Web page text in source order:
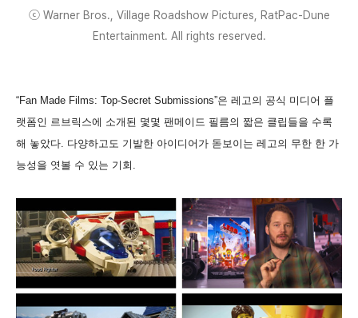
ⓒ Warner Bros., Village Roadshow Pictures, RatPac-Dune
Entertainment. All rights reserved.
“Fan Made Films: Top-Secret Submissions”은 레고의 공식 미디어 플
랫폼인 르브릭스에 소개된 몇몇 팬메이드 필름의 짧은 클립들을 수록
해 놓았다. 다양하고도 기발한 아이디어가 돋보이는 레고의 무한 한 가
능성을 엿볼 수 있는 기회.